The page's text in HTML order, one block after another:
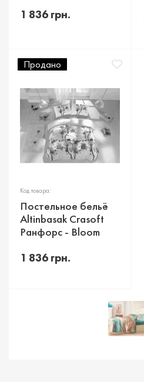
1 836 грн.
Продано
Код товара:
Постельное бельё
Altinbasak Crasoft
Ранфорс - Bloom
1 836 грн.